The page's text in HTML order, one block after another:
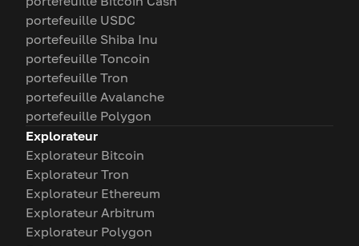
portefeuille USDC
portefeuille Shiba Inu
portefeuille Toncoin
portefeuille Tron
portefeuille Avalanche
portefeuille Polygon
Explorateur
Explorateur Bitcoin
Explorateur Tron
Explorateur Ethereum
Explorateur Arbitrum
Explorateur Polygon